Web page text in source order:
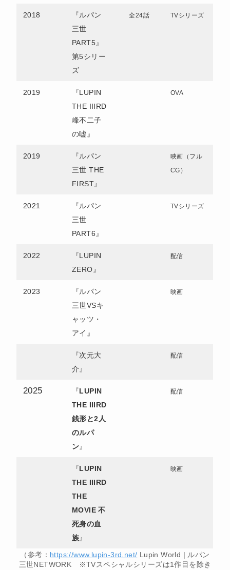
2018
『ルパン
三世
PART5』
第5シリー
ズ
全24話 TVシリーズ
2019
『LUPIN
THE IIIRD
峰不二子
の嘘』
OVA
2019
『ルパン
三世 THE
FIRST』
映画（フル
CG）
2021
『ルパン
三世
PART6』
TVシリーズ
2022
『LUPIN
ZERO』
配信
2023
『ルパン
三世VSキ
ャッツ・
アイ』
映画
『次元大
介』
配信
2025 『LUPIN
THE IIIRD
銭形と2人
のルパ
ン』
配信
『LUPIN
THE IIIRD
THE
MOVIE 不
死身の血
族』
映画
（参考： https://www.lupin-3rd.net/ Lupin World | ルパン
三世NETWORK ※TVスペシャルシリーズは1作目を除き